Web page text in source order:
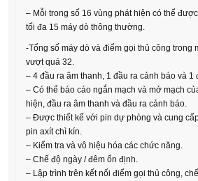
– Mỗi trong số 16 vùng phát hiện có thể
tối đa 15 máy dò thông thường.
-Tổng số máy dò và điểm gọi thủ công trong
vượt quá 32.
– 4 đầu ra âm thanh, 1 đầu ra cảnh báo và 1
– Có thể báo cáo ngắn mạch và mở mạch
hiện, đầu ra âm thanh và đầu ra cảnh báo.
– Được thiết kế với pin dự phòng và cung
pin axít chì kín.
– Kiểm tra và vô hiệu hóa các chức năng.
– Chế độ ngày / đêm ổn định.
– Lập trình trên kết nối điểm gọi thủ công,